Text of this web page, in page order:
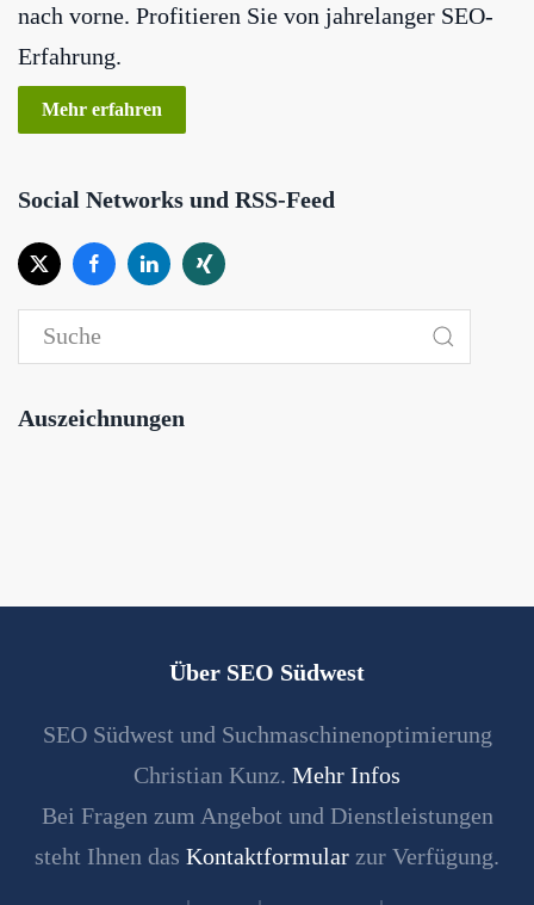
nach vorne. Profitieren Sie von jahrelanger SEO-
Erfahrung.
Mehr erfahren
Social Networks und RSS-Feed
Auszeichnungen
Über SEO Südwest
SEO Südwest und Suchmaschinenoptimierung
Christian Kunz. Mehr Infos
Bei Fragen zum Angebot und Dienstleistungen
steht Ihnen das Kontaktformular zur Verfügung.